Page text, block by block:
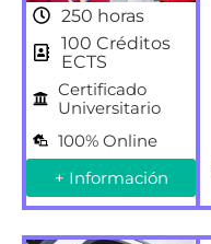
250 horas
100 Créditos
ECTS
Certificado
Universitario
100% Online
+ Información